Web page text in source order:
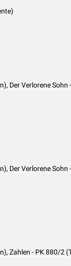
Der Verlorene
Der Verlorene
Zahlen - PK 880/2